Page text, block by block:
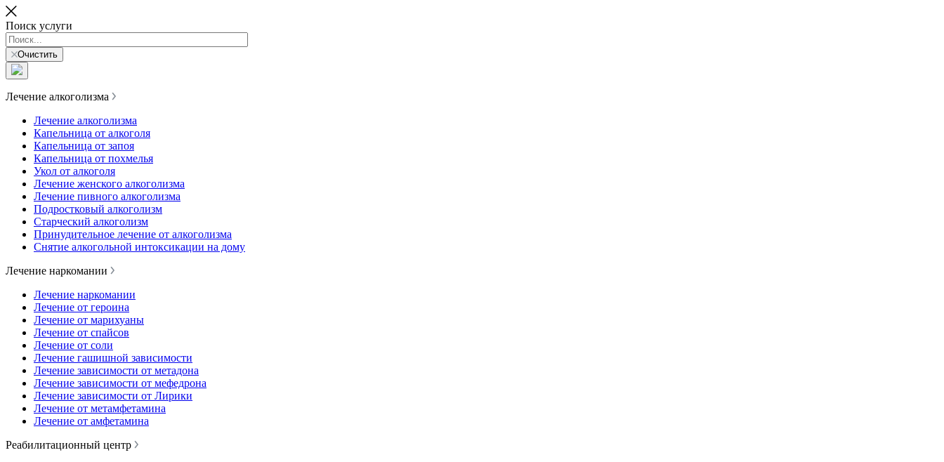
Поиск услуги
Очистить
Лечение алкоголизма
Лечение алкоголизма
Капельница от алкоголя
Капельница от запоя
Капельница от похмелья
Укол от алкоголя
Лечение женского алкоголизма
Лечение пивного алкоголизма
Подростковый алкоголизм
Старческий алкоголизм
Принудительное лечение от алкоголизма
Снятие алкогольной интоксикации на дому
Лечение наркомании
Лечение наркомании
Лечение от героина
Лечение от марихуаны
Лечение от спайсов
Лечение от соли
Лечение гашишной зависимости
Лечение зависимости от метадона
Лечение зависимости от мефедрона
Лечение зависимости от Лирики
Лечение от метамфетамина
Лечение от амфетамина
Реабилитационный центр